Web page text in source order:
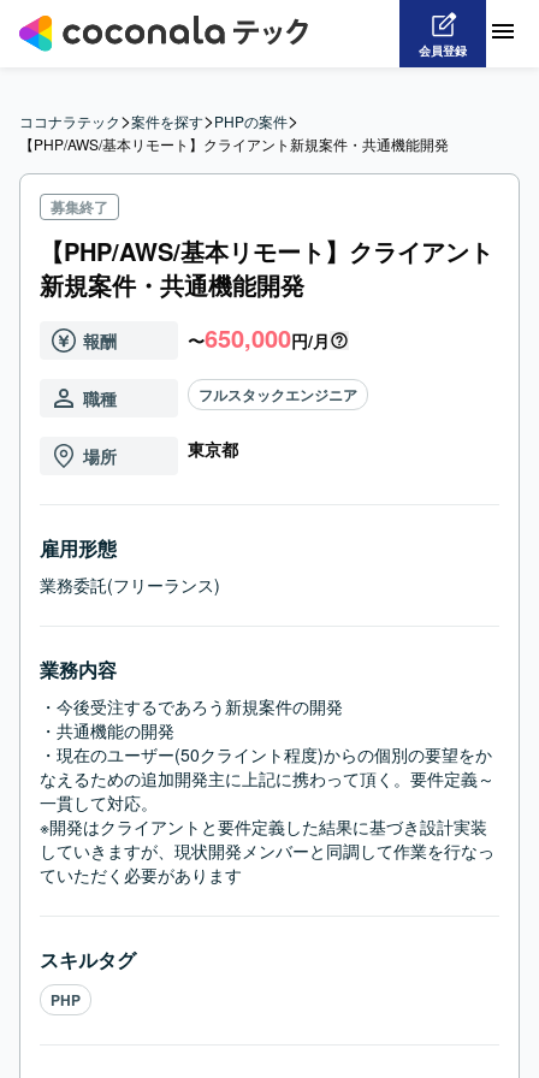
会員登録
ココナラテック>案件を探す>PHPの案件>
【PHP/AWS/基本リモート】クライアント新規案件・共通機能開発
募集終了
【PHP/AWS/基本リモート】クライアント
新規案件・共通機能開発
報酬 〜650,000円/月
職種 フルスタックエンジニア
場所 東京都
雇用形態
業務委託(フリーランス)
業務内容
・今後受注するであろう新規案件の開発
・共通機能の開発
・現在のユーザー(50クライント程度)からの個別の要望をか
なえるための追加開発主に上記に携わって頂く。要件定義～
一貫して対応。
※開発はクライアントと要件定義した結果に基づき設計実装
していきますが、現状開発メンバーと同調して作業を行なっ
ていただく必要があります
スキルタグ
PHP